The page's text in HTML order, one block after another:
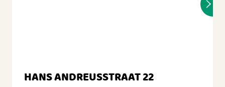
HANS ANDREUSSTRAAT 22